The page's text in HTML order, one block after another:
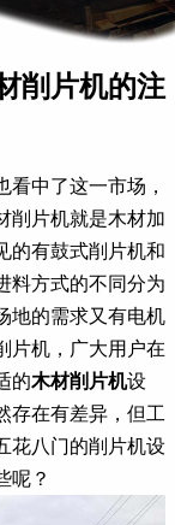
削片机的注
中了这一市场，
削片机就是木材加
的有鼓式削片机和
料方式的不同分为
地的需求又有电机
片机，广大用户在
的木材削片机设
存在有差异，但工
花八门的削片机设
呢？